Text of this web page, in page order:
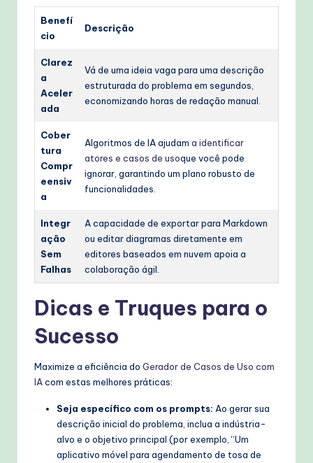
Benefí
cio
Descrição
Clarez
a
Aceler
ada
Vá de uma ideia vaga para uma descrição
estruturada do problema em segundos,
economizando horas de redação manual.
Cober
tura
Compr
eensiv
a
Algoritmos de IA ajudam a identificar
atores e casos de usoque você pode
ignorar, garantindo um plano robusto de
funcionalidades.
Integr
ação
Sem
Falhas
A capacidade de exportar para Markdown
ou editar diagramas diretamente em
editores baseados em nuvem apoia a
colaboração ágil.
Dicas e Truques para o
Sucesso
Maximize a eficiência do Gerador de Casos de Uso com
IAcom estas melhores práticas:
Seja específico com os prompts: Ao gerar sua
descrição inicial do problema, inclua a indústria-
alvo e o objetivo principal (por exemplo, “Um
aplicativo móvel para agendamento de tosa de